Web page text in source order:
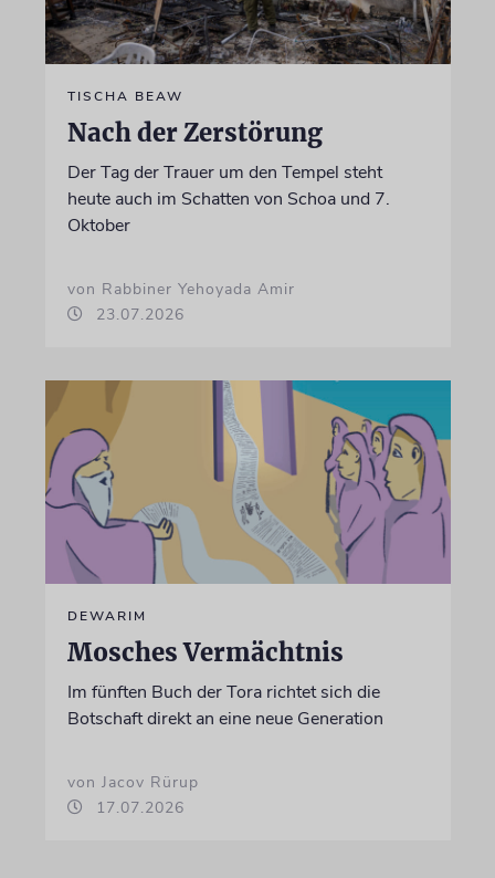
TISCHA BEAW
Nach der Zerstörung
Der Tag der Trauer um den Tempel steht
heute auch im Schatten von Schoa und 7.
Oktober
von Rabbiner Yehoyada Amir
23.07.2026
DEWARIM
Mosches Vermächtnis
Im fünften Buch der Tora richtet sich die
Botschaft direkt an eine neue Generation
von Jacov Rürup
17.07.2026